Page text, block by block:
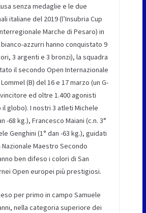
senza medaglie e le due
italiane del 2019 (l’Insubria Cup
Marche di Pesaro) in
azzurri hanno conquistato 9
3 argenti e 3 bronzi), la squadra
il secondo Open Internazionale
(B) del 16 e 17 marzo (un G-
ed oltre 1.400 agonisti
globo). I nostri 3 atleti Michele
-68 kg.), Francesco Maiani (c.n. 3°
Genghini (1° dan -63 kg.), guidati
Maestro Secondo
ben difeso i colori di San
Open europei più prestigiosi.
per primo in campo Samuele
nella categoria superiore dei